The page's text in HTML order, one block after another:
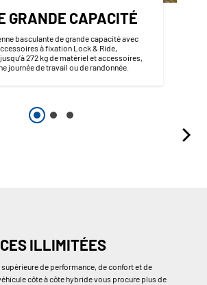
GRANDE CAPACITÉ
basculante de grande capacité avec
à fixation Lock & Ride,
272 kg de matériel et accessoires,
journée de travail ou de randonnée.
ILLIMITÉES
de performance, de confort et de
côte à côte hybride vous procure plus de